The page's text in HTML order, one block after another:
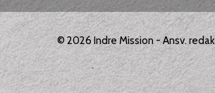
© 2026Indre Mission- Ansv.